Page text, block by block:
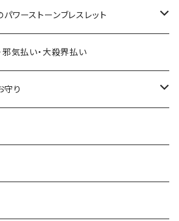
に当たりたい時の組合せ
る組合せ
輿・逆玉の輿)
せ
料を上げたい時の組み合わせ
ワーストーンブレスレット
邪気払い・大殺界払い
守り